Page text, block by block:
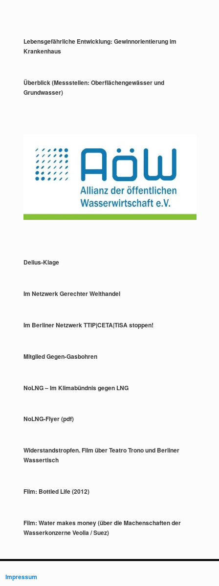
Lebensgefährliche Entwicklung: Gewinnorientierung im
Krankenhaus
Überblick (Messstellen: Oberflächengewässer und
Grundwasser)
Delius-Klage
Im Netzwerk Gerechter Welthandel
Im Berliner Netzwerk TTIP|CETA|TiSA stoppen!
Mitglied Gegen-Gasbohren
NoLNG – Im Klimabündnis gegen LNG
NoLNG-Flyer (pdf)
Widerstandstropfen. Film über Teatro Trono und Berliner
Wassertisch
Film: Bottled Life (2012)
Film: Water makes money (über die Machenschaften der
Wasserkonzerne Veolia / Suez)
Impressum